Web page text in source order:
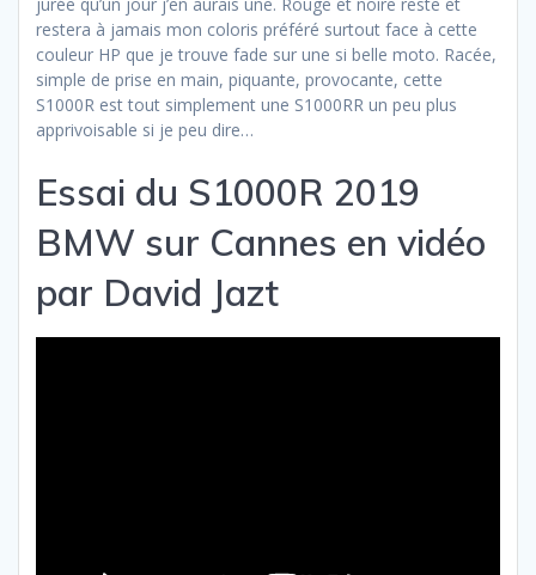
restera à jamais mon coloris préféré surtout face à cette
couleur HP que je trouve fade sur une si belle moto. Racée,
simple de prise en main, piquante, provocante, cette
S1000R est tout simplement une S1000RR un peu plus
apprivoisable si je peu dire…
Essai du S1000R 2019
BMW sur Cannes en vidéo
par David Jazt